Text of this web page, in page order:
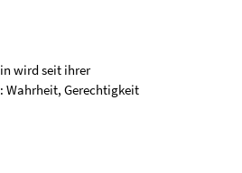
wird seit ihrer
Wahrheit, Gerechtigkeit